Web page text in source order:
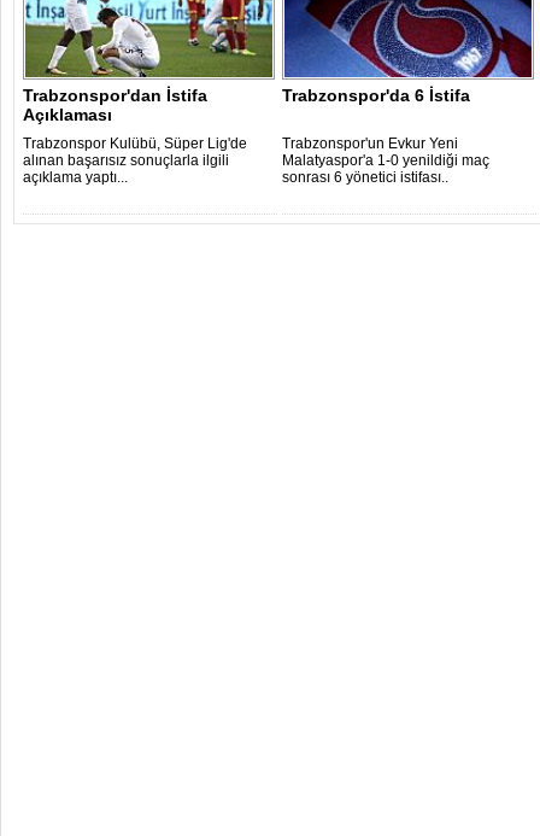
Trabzonspor'dan İstifa
Açıklaması
Trabzonspor Kulübü, Süper Lig'de
alınan başarısız sonuçlarla ilgili
açıklama yaptı...
Trabzonspor'da 6 İstifa
Trabzonspor'un Evkur Yeni
Malatyaspor'a 1-0 yenildiği maç
sonrası 6 yönetici istifası..